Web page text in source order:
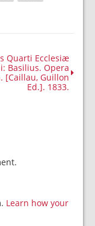
Quarti Ecclesiæ
Basilius. Opera
[Caillau, Guillon
Ed.]. 1833.
Learn how your